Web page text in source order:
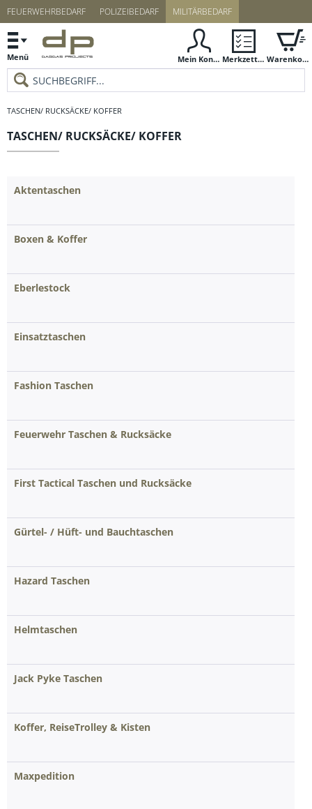
FEUERWEHRBEDARF POLIZEIBEDARF MILITÄRBEDARF
Menü Mein Konto Merkzettel Warenkorb
TASCHEN/ RUCKSÄCKE/ KOFFER
TASCHEN/ RUCKSÄCKE/ KOFFER
Aktentaschen
Boxen & Koffer
Eberlestock
Einsatztaschen
Fashion Taschen
Feuerwehr Taschen & Rucksäcke
First Tactical Taschen und Rucksäcke
Gürtel- / Hüft- und Bauchtaschen
Hazard Taschen
Helmtaschen
Jack Pyke Taschen
Koffer, ReiseTrolley & Kisten
Maxpedition